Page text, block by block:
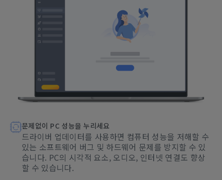
문제없이 PC 성능을 누리세요
드라이버 업데이터를 사용하면 컴퓨터 성능을 저해할 수
있는 소프트웨어 버그 및 하드웨어 문제를 방지할 수 있
습니다. PC의 시각적 요소, 오디오, 인터넷 연결도 향상
할 수 있습니다.